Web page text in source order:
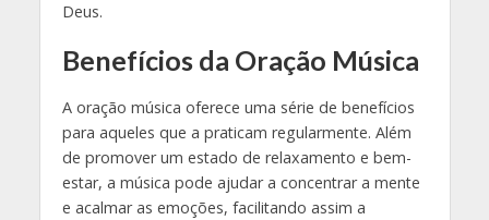
Deus.
Benefícios da Oração Música
A oração música oferece uma série de benefícios
para aqueles que a praticam regularmente. Além
de promover um estado de relaxamento e bem-
estar, a música pode ajudar a concentrar a mente
e acalmar as emoções, facilitando assim a